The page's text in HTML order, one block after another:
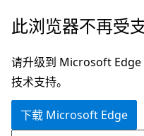
跳
主
要
内
此浏览器不再受支
请升级到 Microsoft Edge
技术支持。
下载 Microsoft Edge